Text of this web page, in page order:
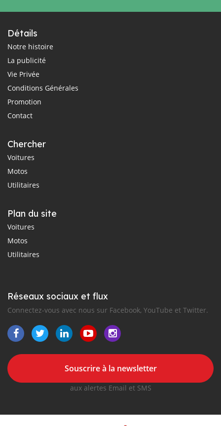
Détails
Notre histoire
La publicité
Vie Privée
Conditions Générales
Promotion
Contact
Chercher
Voitures
Motos
Utilitaires
Plan du site
Voitures
Motos
Utilitaires
Réseaux sociaux et flux
Connectez-vous avec nous sur Facebook, YouTube et Twitter.
Souscrire à la newsletter
aux alertes Email et SMS